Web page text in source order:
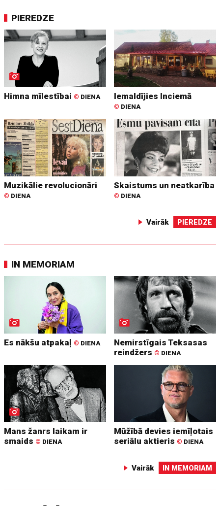
PIEREDZE
Himna mīlestībai © DIENA Iemaldījies Inciemā
© DIENA
Muzikālie revolucionāri
© DIENA
Skaistums un neatkarība
© DIENA
Vairāk PIEREDZE
IN MEMORIAM
Es nākšu atpakaļ © DIENA
Nemirstīgais Teksasas
reindžers © DIENA
Mans žanrs laikam ir
smaids © DIENA
Mūžībā devies iemīļotais
seriālu aktieris © DIENA
Vairāk IN MEMORIAM